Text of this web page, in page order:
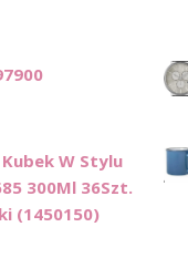
W Stylu
300Ml 36Szt.
(1450150)